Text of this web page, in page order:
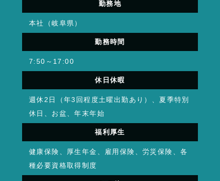
勤務地
本社（岐阜県）
勤務時間
7:50～17:00
休日休暇
週休2日（年3回程度土曜出勤あり）、夏季特別
休日、お盆、年末年始
福利厚生
健康保険、厚生年金、雇用保険、労災保険、各
種必要資格取得制度